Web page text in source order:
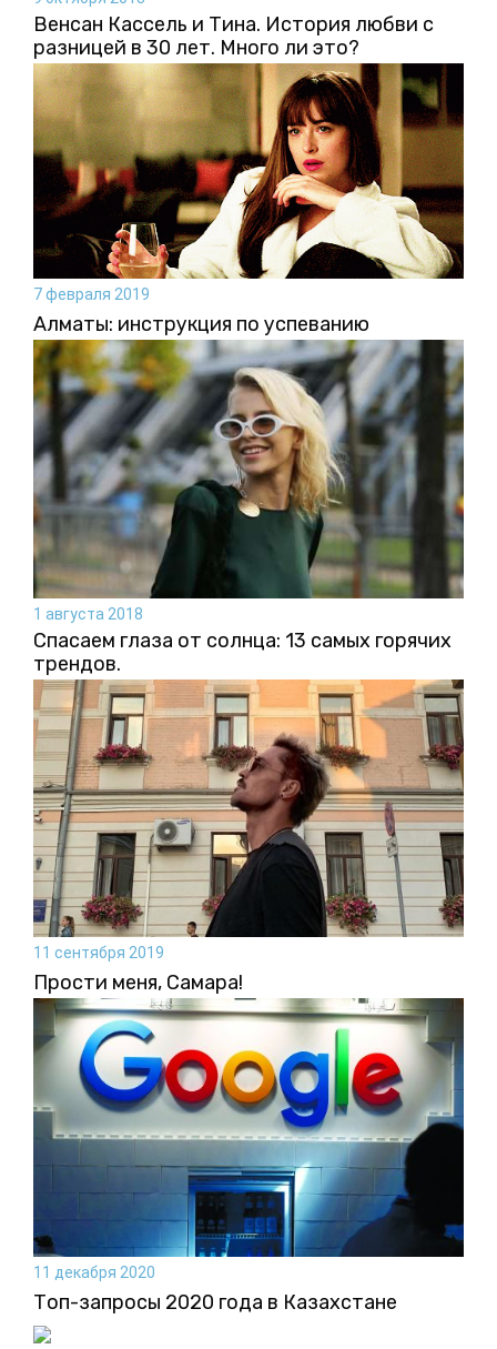
Венсан Кассель и Тина. История любви с
разницей в 30 лет. Много ли это?
7 февраля 2019
Алматы: инструкция по успеванию
1 августа 2018
Спасаем глаза от солнца: 13 самых горячих
трендов.
11 сентября 2019
Прости меня, Самара!
11 декабря 2020
Топ-запросы 2020 года в Казахстане